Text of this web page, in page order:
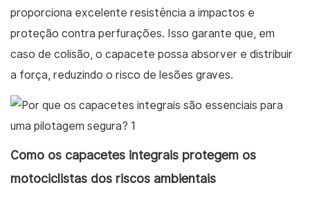
proporciona excelente resistência a impactos e
proteção contra perfurações. Isso garante que, em
caso de colisão, o capacete possa absorver e distribuir
a força, reduzindo o risco de lesões graves.
Como os capacetes integrais protegem os
motociclistas dos riscos ambientais